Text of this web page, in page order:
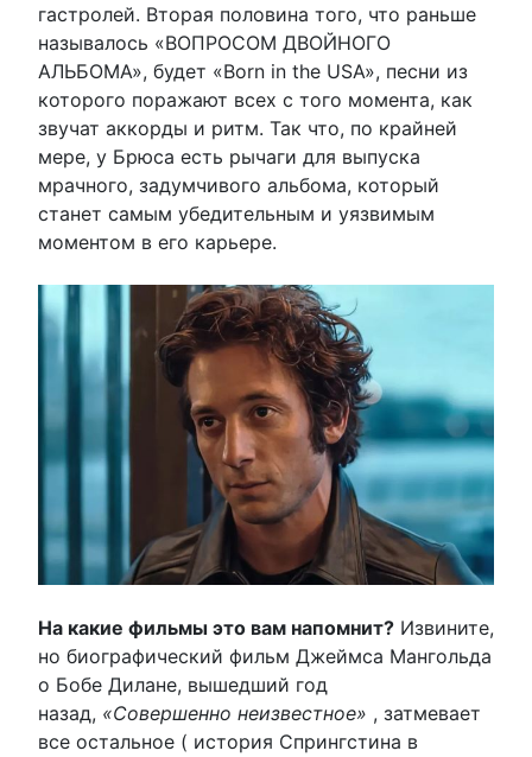
гастролей. Вторая половина того, что раньше
называлось «ВОПРОСОМ ДВОЙНОГО
АЛЬБОМА», будет «Born in the USA», песни из
которого поражают всех с того момента, как
звучат аккорды и ритм. Так что, по крайней
мере, у Брюса есть рычаги для выпуска
мрачного, задумчивого альбома, который
станет самым убедительным и уязвимым
моментом в его карьере.
На какие фильмы это вам напомнит? Извините,
но биографический фильм Джеймса Мангольда
о Бобе Дилане, вышедший год
назад, «Совершенно неизвестное» , затмевает
все остальное ( история Спрингстина в